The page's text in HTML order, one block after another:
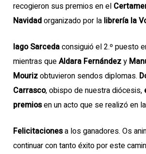
recogieron sus premios en el
Navidadorganizado por la librería la
Iago Sarcedaconsiguió el 2.º puesto
mientras queAldara Fernándezy
Mourizobtuvieron sendos diplomas.
Carrasco, obispo de nuestra diócesis,
premiosen un acto que se realizó en
Felicitacionesa los ganadores. Os
continuar con tanto éxito por este